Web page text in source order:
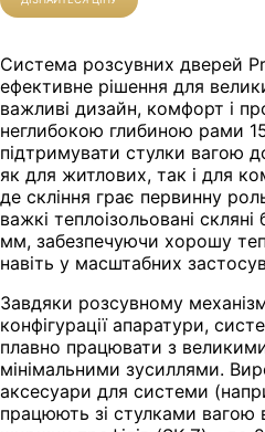
Система розсувних дверей
ефективне рішення для
важливі дизайн, комфорт і
неглибокою глибиною рами
підтримувати стулки вагою
як для житлових, так і для
де скління грає первинну
важкі теплоізольовані
мм, забезпечуючи хорошу
навіть у масштабних
Завдяки розсувному
конфігурації апаратури,
плавно працювати з
мінімальними зусиллями.
аксесуари для системи
працюють зі стулками вагою